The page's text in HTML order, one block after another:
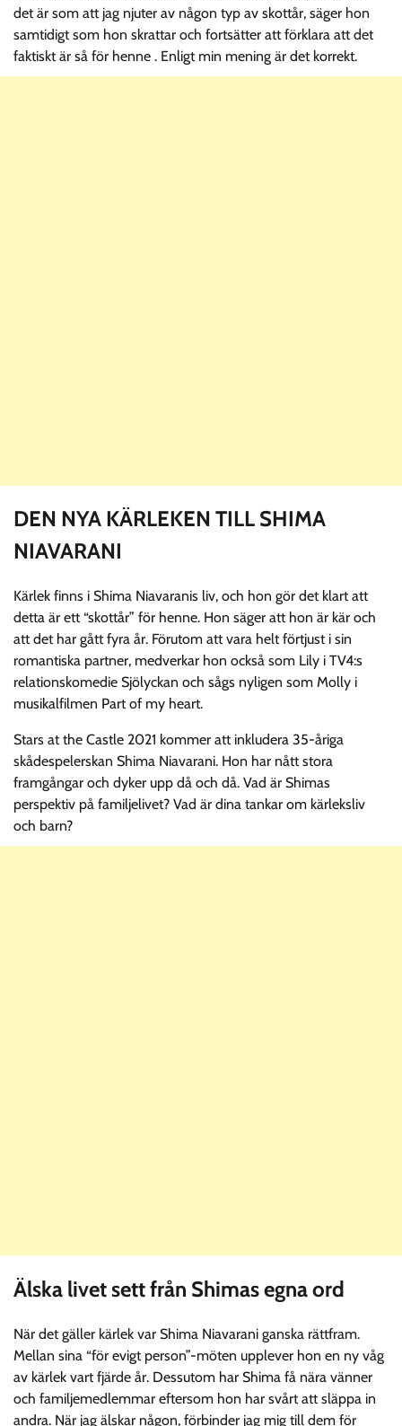
det är som att jag njuter av någon typ av skottår, säger hon
samtidigt som hon skrattar och fortsätter att förklara att det
faktiskt är så för henne . Enligt min mening är det korrekt.
DEN NYA KÄRLEKEN TILL SHIMA
NIAVARANI
Kärlek finns i Shima Niavaranis liv, och hon gör det klart att
detta är ett “skottår” för henne. Hon säger att hon är kär och
att det har gått fyra år. Förutom att vara helt förtjust i sin
romantiska partner, medverkar hon också som Lily i TV4:s
relationskomedie Sjölyckan och sågs nyligen som Molly i
musikalfilmen Part of my heart.
Stars at the Castle 2021 kommer att inkludera 35-åriga
skådespelerskan Shima Niavarani. Hon har nått stora
framgångar och dyker upp då och då. Vad är Shimas
perspektiv på familjelivet? Vad är dina tankar om kärleksliv
och barn?
Älska livet sett från Shimas egna ord
När det gäller kärlek var Shima Niavarani ganska rättfram.
Mellan sina “för evigt person”-möten upplever hon en ny våg
av kärlek vart fjärde år. Dessutom har Shima få nära vänner
och familjemedlemmar eftersom hon har svårt att släppa in
andra. När jag älskar någon, förbinder jag mig till dem för